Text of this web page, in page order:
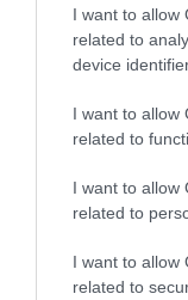
I want to allow
related to
device
I want to allow
related to
I want to allow
related to
I want to allow
related to